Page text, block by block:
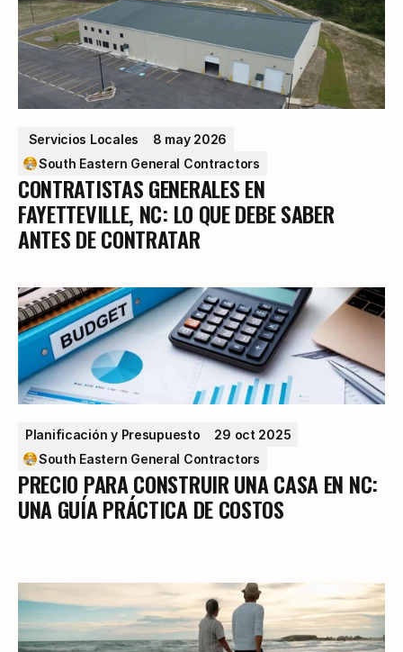
Servicios Locales
8 may 2026
South Eastern General Contractors
CONTRATISTAS GENERALES EN
FAYETTEVILLE, NC: LO QUE DEBE SABER
ANTES DE CONTRATAR
Planificación y Presupuesto
29 oct 2025
South Eastern General Contractors
PRECIO PARA CONSTRUIR UNA CASA EN NC:
UNA GUÍA PRÁCTICA DE COSTOS